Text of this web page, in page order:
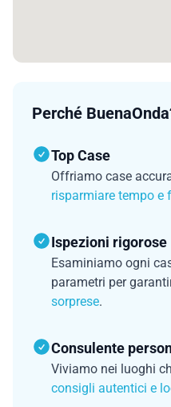
Perché
Top Case
Offriamo case
risparmiare tempo e
Ispezioni rigorose
Esaminiamo ogni
parametri per
sorprese.
Consulente
Viviamo nei luoghi
consigli autentici e